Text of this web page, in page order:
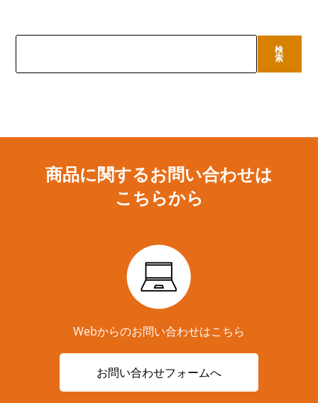
検
検
索
商品に関するお問い合わせは
こちらから
Webからのお問い合わせはこちら
お問い合わせフォームへ